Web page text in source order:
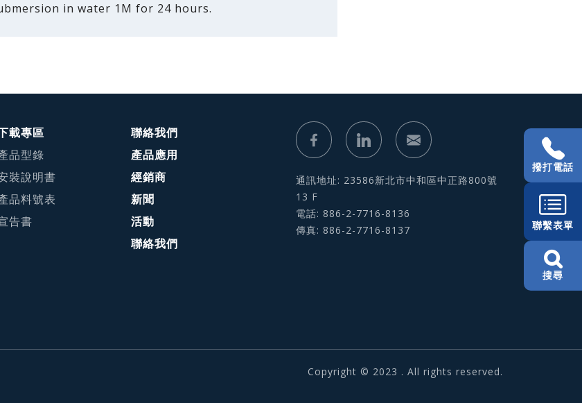
in water 1M for 24 hours.
載專區
品型錄
裝說明書
品料號表
告書
聯絡我們
產品應用
經銷商
新聞
活動
聯絡我們
通訊地址: 23586新北市中和區中正路800號
13 F
電話: 886-2-7716-8136
傳真: 886-2-7716-8137
Copyright © 2023 . All rights reserved.
撥打電話
聯繫表單
搜尋